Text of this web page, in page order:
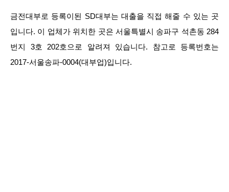
금전대부로 등록이된 SD대부는 대출을 직접 해줄 수 있는 곳
입니다. 이 업체가 위치한 곳은 서울특별시 송파구 석촌동 284
번지 3호 202호으로 알려져 있습니다. 참고로 등록번호는
2017-서울송파-0004(대부업)입니다.